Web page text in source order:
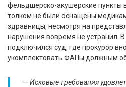
фельдшерско-акушерские пункты
толком не были оснащены
здравницы, несмотря на
нарушения вовремя не устранил. В
подключился суд, где прокурор
укомплектовать ФАПы должным
— Исковые требования